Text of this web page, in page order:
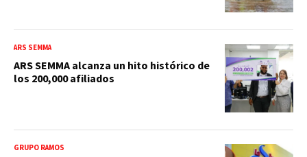
ARS SEMMA
ARS SEMMA alcanza un hito histórico de
los 200,000 afiliados
GRUPO RAMOS